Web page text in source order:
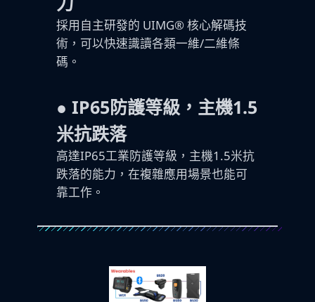
採用自主研發的 UIMG® 核心解碼技
術，可以快速識讀各類一維/二維條
碼。
● IP65防護等級，主機1.5
米抗跌落
高達IP65工業防護等級，主機1.5米抗
跌落的能力，在複雜應用場景也能可
靠工作。